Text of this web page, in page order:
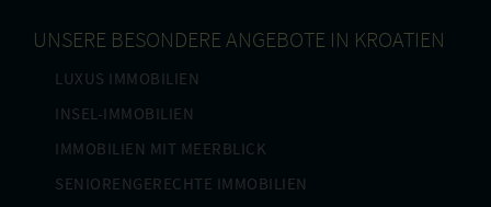
UNSERE BESONDERE ANGEBOTE IN KROATIEN
LUXUS IMMOBILIEN
INSEL-IMMOBILIEN
IMMOBILIEN MIT MEERBLICK
SENIORENGERECHTE IMMOBILIEN